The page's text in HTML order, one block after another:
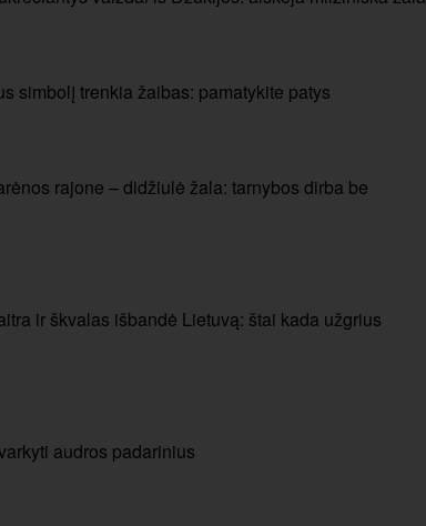
simbolį trenkia žaibas: pamatykite patys
rajone – didžiulė žala: tarnybos dirba be
ir škvalas išbandė Lietuvą: štai kada užgrius
audros padarinius